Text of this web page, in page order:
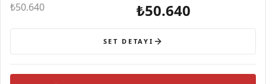
₺50.640 ₺50.640
SET DETAYI